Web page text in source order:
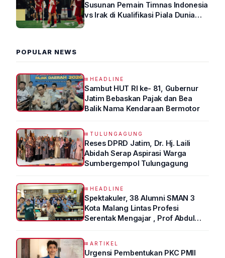
Susunan Pemain Timnas Indonesia
vs Irak di Kualifikasi Piala Dunia
POPULAR NEWS
HEADLINE
Sambut HUT RI ke- 81, Gubernur
Jatim Bebaskan Pajak dan Bea
Balik Nama Kendaraan Bermotor
TULUNGAGUNG
Reses DPRD Jatim, Dr. Hj. Laili
Abidah Serap Aspirasi Warga
Sumbergempol Tulungagung
HEADLINE
Spektakuler, 38 Alumni SMAN 3
Kota Malang Lintas Profesi
Serentak Mengajar , Prof Abdul
ARTIKEL
Urgensi Pembentukan PKC PMII